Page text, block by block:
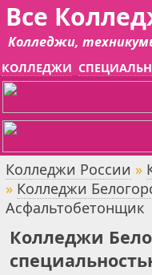
Все
Колледжи,
КОЛЛЕДЖИ
Колледжи России »
» Колледжи
Асфальтобетонщик
Колледжи